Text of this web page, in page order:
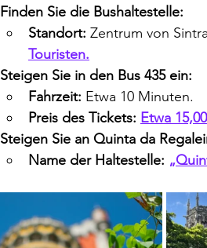
Finden Sie die Bushaltestelle:
Standort: Zentrum von
Touristen.
Steigen Sie in den Bus 435 ein:
Fahrzeit: Etwa 10 Minuten.
Preis des Tickets: Etwa
Steigen Sie an Quinta da
Name der Haltestelle: